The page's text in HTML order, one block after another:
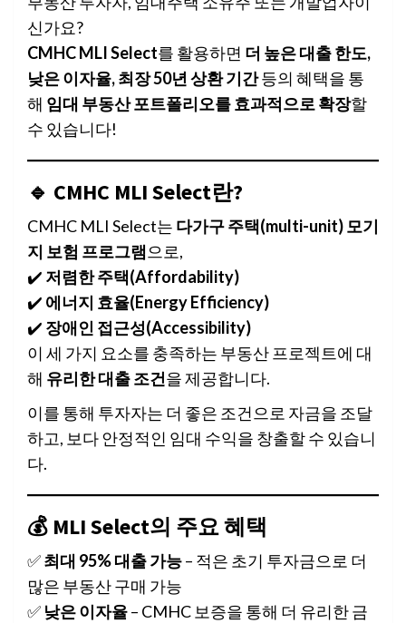
신가요?
CMHC MLI Select를 활용하면 더 높은 대출 한도,
낮은 이자율, 최장 50년 상환 기간등의 혜택을 통
해 임대 부동산 포트폴리오를 효과적으로 확장할
수 있습니다!
🔹 CMHC MLI Select란?
CMHC MLI Select는 다가구 주택(multi-unit) 모기
지 보험 프로그램 으로,
✔️ 저렴한 주택(Affordability)
✔️ 에너지 효율(Energy Efficiency)
✔️ 장애인 접근성(Accessibility)
이 세 가지 요소를 충족하는 부동산 프로젝트에 대
해 유리한 대출 조건을 제공합니다.
이를 통해 투자자는 더 좋은 조건으로 자금을 조달
하고, 보다 안정적인 임대 수익을 창출할 수 있습니
다.
💰 MLI Select의 주요 혜택
✅최대 95% 대출 가능– 적은 초기 투자금으로 더
많은 부동산 구매 가능
✅ 낮은 이자율– CMHC 보증을 통해 더 유리한 금